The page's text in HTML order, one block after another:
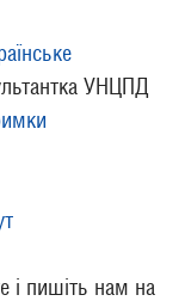
УНЦПД
і пишіть нам на